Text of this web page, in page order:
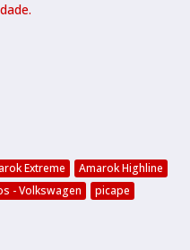
Extreme
Amarok Highline
- Volkswagen
picape